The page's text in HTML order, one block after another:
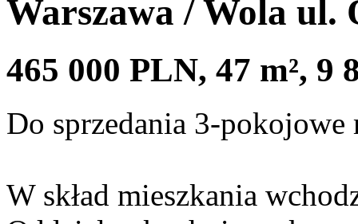
Warszawa / Wola ul.
465 000 PLN, 47 m², 9
Do sprzedania 3-pokojowe
W skład mieszkania